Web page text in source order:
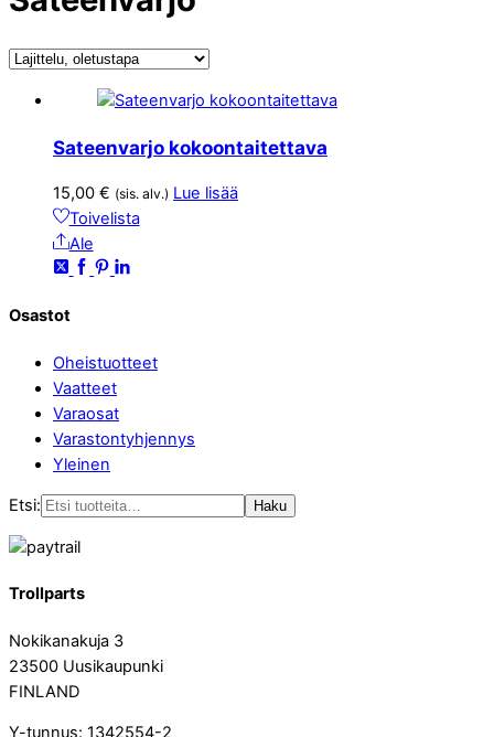
Sateenvarjo kokoontaitettava
15,00 € (sis. alv.) Lue lisää
Toivelista
Ale
Osastot
Oheistuotteet
Vaatteet
Varaosat
Varastontyhjennys
Yleinen
Etsi: Haku
Trollparts
Nokikanakuja 3
23500 Uusikaupunki
FINLAND
Y-tunnus: 1342554-2